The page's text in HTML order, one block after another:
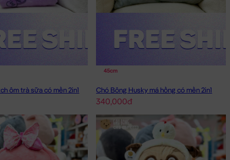
ôm trà sữa có mền 2in1
45cm
Chó Bông Husky má hồng có mền 2in1
340,000đ